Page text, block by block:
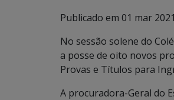
Publicado em 01 mar 2021
No sessão solene do
a posse de oito novos
Provas e Títulos para
A procuradora-Geral do